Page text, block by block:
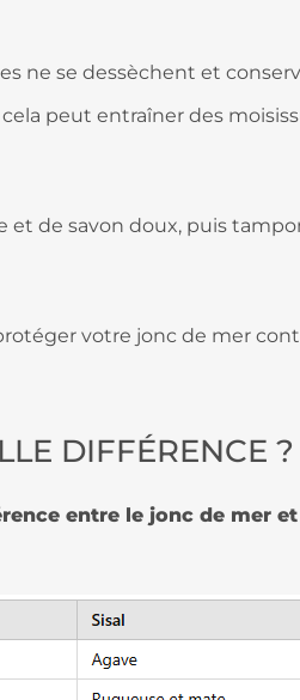
ne se dessèchent et
peut entraîner des
et de savon doux, puis
votre jonc de mer
DIFFÉRENCE ?
entre le jonc de mer et